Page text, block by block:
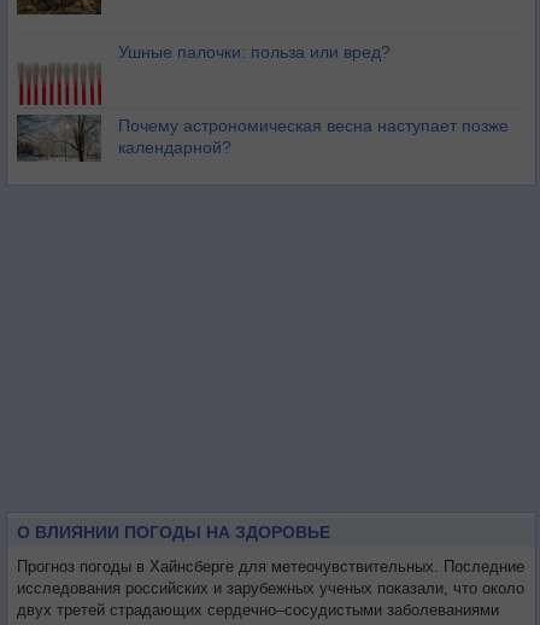
Ушные палочки: польза или вред?
Почему астрономическая весна наступает позже
календарной?
О ВЛИЯНИИ ПОГОДЫ НА ЗДОРОВЬЕ
Прогноз погоды в Хайнсберге для метеочувствительных. Последние
исследования российских и зарубежных ученых показали, что около
двух третей страдающих сердечно–сосудистыми заболеваниями